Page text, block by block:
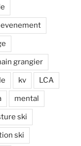
evenement
grangier
kv LCA
mental
ski
ski